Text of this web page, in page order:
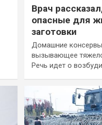
Врач
опасные для
заготовки
Домашние
вызывающее
Речь идет о